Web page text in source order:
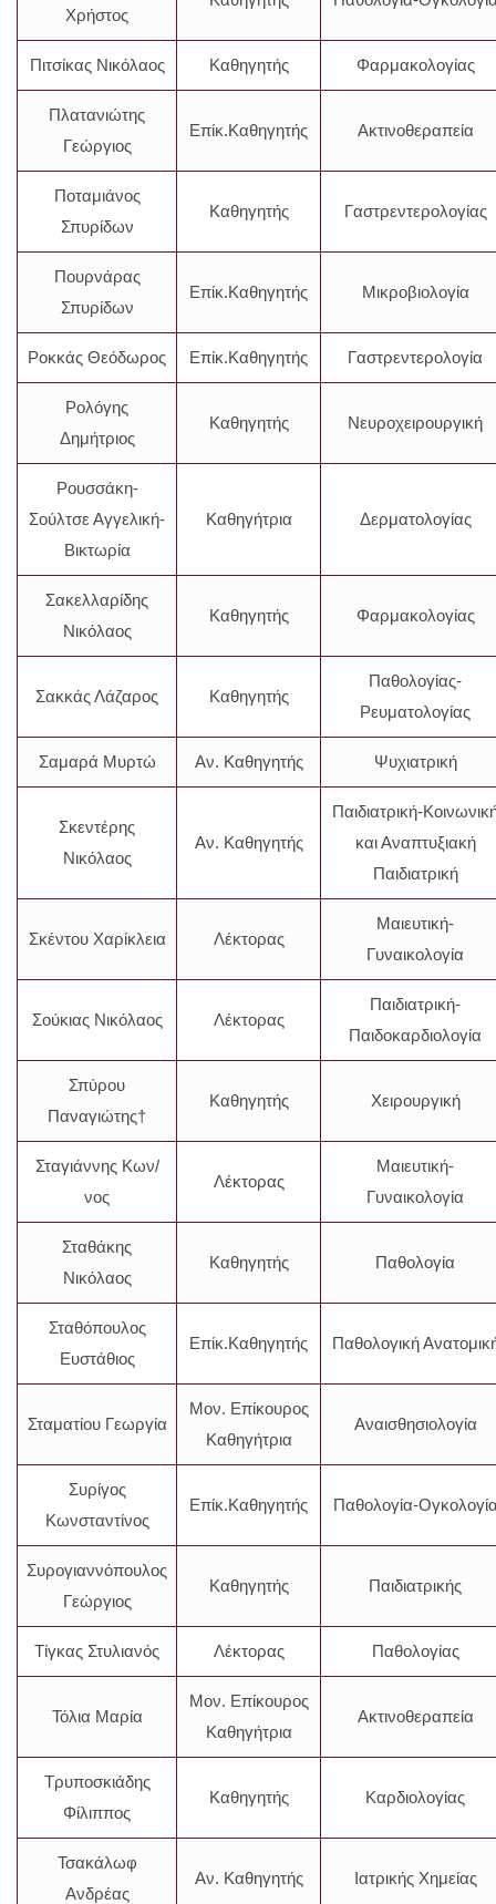
Χρήστος
Πιτσίκας Νικόλαος Καθηγητής Φαρμακολογίας
Πλατανιώτης
Γεώργιος
Επίκ.Καθηγητής Ακτινοθεραπεία
Ποταμιάνος
Σπυρίδων
Καθηγητής Γαστρεντερολογίας
Πουρνάρας
Σπυρίδων
Επίκ.Καθηγητής Μικροβιολογία
Ροκκάς Θεόδωρος Επίκ.Καθηγητής Γαστρεντερολογία
Ρολόγης
Δημήτριος
Καθηγητής Νευροχειρουργική
Ρουσσάκη-
Σούλτσε Αγγελική-
Βικτωρία
Καθηγήτρια Δερματολογίας
Σακελλαρίδης
Νικόλαος
Καθηγητής Φαρμακολογίας
Σακκάς Λάζαρος Καθηγητής
Παθολογίας-
Ρευματολογίας
Σαμαρά Μυρτώ Αν. Καθηγητής Ψυχιατρική
Σκεντέρης
Νικόλαος
Αν. Καθηγητής
Παιδιατρική-
και Αναπτυξιακή
Παιδιατρική
Σκέντου Χαρίκλεια Λέκτορας
Μαιευτική-
Γυναικολογία
Σούκιας Νικόλαος Λέκτορας
Παιδιατρική-
Παιδοκαρδιολογία
Σπύρου
Παναγιώτης†
Καθηγητής Χειρουργική
Σταγιάννης Κων/
νος
Λέκτορας
Μαιευτική-
Γυναικολογία
Σταθάκης
Νικόλαος
Καθηγητής Παθολογία
Σταθόπουλος
Ευστάθιος
Επίκ.Καθηγητής Παθολογική
Σταματίου Γεωργία
Μον. Επίκουρος
Καθηγήτρια
Αναισθησιολογία
Συρίγος
Κωνσταντίνος
Επίκ.Καθηγητής Παθολογία-
Συρογιαννόπουλος
Γεώργιος
Καθηγητής Παιδιατρικής
Τίγκας Στυλιανός Λέκτορας Παθολογίας
Τόλια Μαρία
Μον. Επίκουρος
Καθηγήτρια
Ακτινοθεραπεία
Τρυποσκιάδης
Φίλιππος
Καθηγητής Καρδιολογίας
Τσακάλωφ
Ανδρέας
Αν. Καθηγητής Ιατρικής Χημείας